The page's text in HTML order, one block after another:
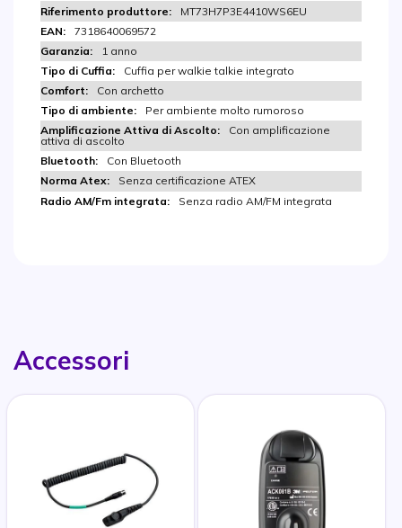
MT73H7P3E4410WS6EU
7318640069572
1 anno
Cuffia per walkie talkie integrato
Con archetto
Per ambiente molto rumoroso
Con amplificazione
attiva di ascolto
Con Bluetooth
Senza certificazione ATEX
Senza radio AM/FM integrata
Accessori